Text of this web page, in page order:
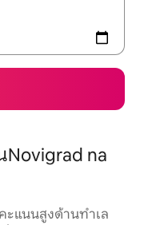
na
ะแนนสูงด้านทำเล